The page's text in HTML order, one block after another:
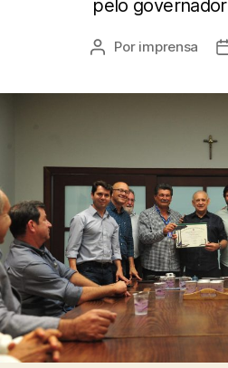
pelo
Autor
Por imprensa